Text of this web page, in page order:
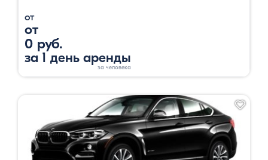
от
от
0 руб.
за 1 день аренды